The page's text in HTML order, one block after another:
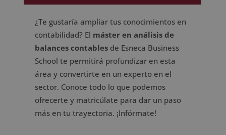
¿Te gustaría ampliar tus conocimientos en
contabilidad? El máster en análisis de
balances contablesde Esneca Business
School te permitirá profundizar en esta
área y convertirte en un experto en el
sector. Conoce todo lo que podemos
ofrecerte y matricúlate para dar un paso
más en tu trayectoria. ¡Infórmate!